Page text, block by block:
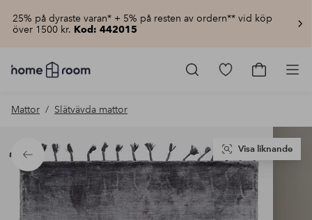
25% på dyraste varan* + 5% på resten av ordern** vid köp
över 1500 kr. Kod: 442015
Homeroom
–
hemmet
pris
Gå
Gå
Mattor Slätvävda mattor
Tillbaka
Visa liknande